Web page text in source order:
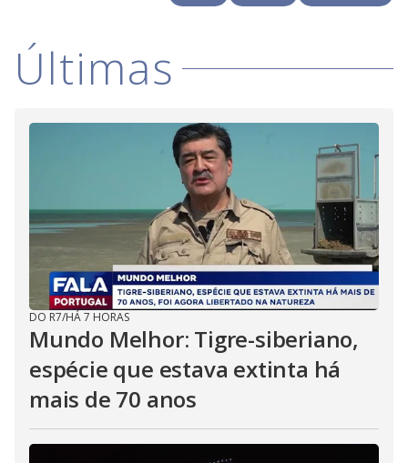
Últimas
DO R7/HÁ 7 HORAS
Mundo Melhor: Tigre-siberiano,
espécie que estava extinta há
mais de 70 anos